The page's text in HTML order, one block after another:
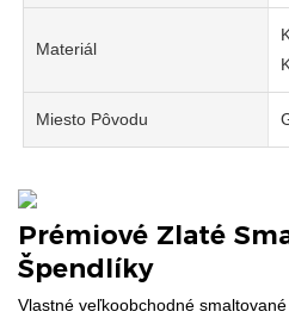
Materiál
Miesto Pôvodu
Prémiové Zlaté
Špendlíky
Vlastné veľkoobchodné